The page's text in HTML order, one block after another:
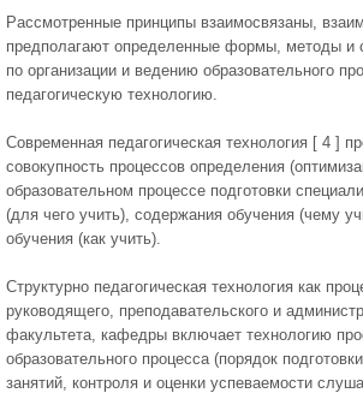
Рассмотренные принципы взаимосвязаны,
предполагают определенные формы, методы и
по организации и ведению образовательного
педагогическую технологию.
Современная педагогическая технология [ 4 ]
совокупность процессов определения
образовательном процессе подготовки
(для чего учить), содержания обучения (чему
обучения (как учить).
Структурно педагогическая технология как
руководящего, преподавательского и
факультета, кафедры включает технологию
образовательного процесса (порядок
занятий, контроля и оценки успеваемости